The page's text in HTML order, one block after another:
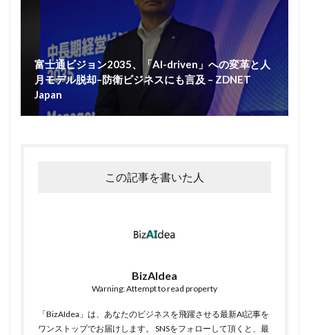
富士通ビジョン2035、「AI-driven」への変革と人
月モデル脱却–防衛ビジネスにも言及 – ZDNET
Japan
この記事を書いた人
BizAIdea
Warning: Attempt to read property
「BizAIdea」は、あなたのビジネスを飛躍させる最新AI記事を
ワンストップでお届けします。 SNSをフォローして頂くと、最